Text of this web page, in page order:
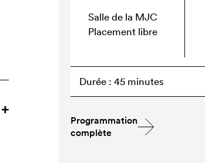
Salle de la MJC
Placement libre
Durée : 45 minutes
Programmation
complète